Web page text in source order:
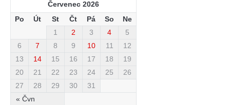
Červenec 2026
Po
Út St Čt Pá So Ne
« Čvn
1 2 3 4
5
6
7 8 9 10 11
12
13
14 15 16 17 18
19
20
21 22 23 24 25
26
27
28 29 30 31